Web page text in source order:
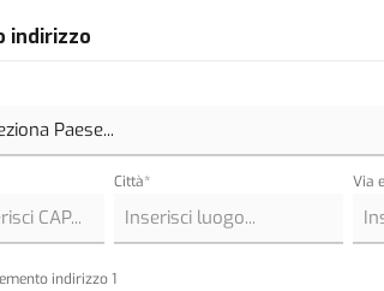
indirizzo
Città* Via
indirizzo 1